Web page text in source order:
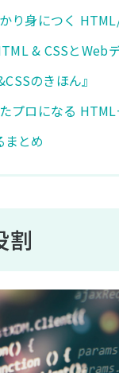
り身につく
& CSSとWeb
のきほん』
プロになる
まとめ
割